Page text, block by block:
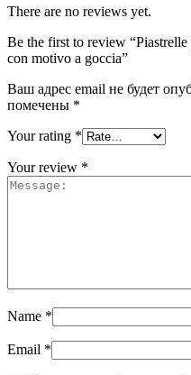
There are no reviews yet.
Be the first to review
con motivo a goccia”
Ваш адрес email не будет
помечены *
Your rating *
Your review *
Name *
Email *